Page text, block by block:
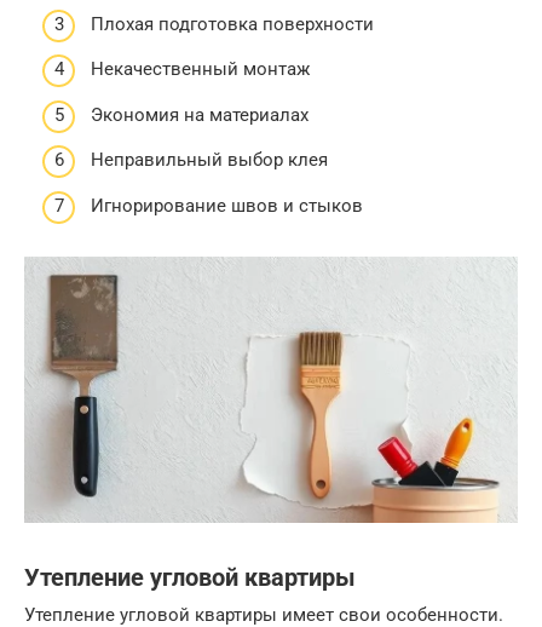
Плохая подготовка поверхности
Некачественный монтаж
Экономия на материалах
Неправильный выбор клея
Игнорирование швов и стыков
Утепление угловой квартиры
Утепление угловой квартиры имеет свои особенности.